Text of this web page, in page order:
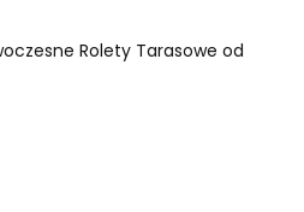
Rolety Tarasowe od